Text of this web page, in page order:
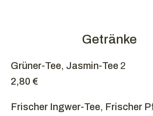
Getränke
Grüner-Tee, Jasmin-Tee 2
2,80 €
Frischer Ingwer-Tee, Frischer